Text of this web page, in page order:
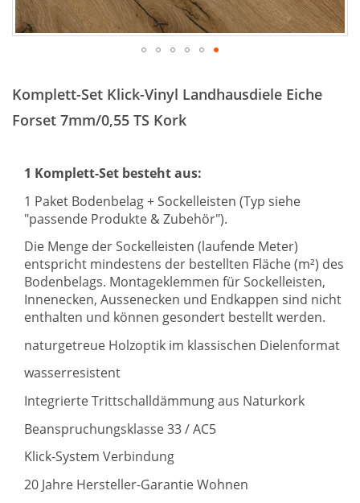
der
Bildergalerie
springen
Komplett-Set Klick-Vinyl Landhausdiele Eiche
Forset 7mm/0,55 TS Kork
1 Komplett-Set besteht aus:
1 Paket Bodenbelag + Sockelleisten (Typ siehe
"passende Produkte & Zubehör").
Die Menge der Sockelleisten (laufende Meter)
entspricht mindestens der bestellten Fläche (m²) des
Bodenbelags. Montageklemmen für Sockelleisten,
Innenecken, Aussenecken und Endkappen sind nicht
enthalten und können gesondert bestellt werden.
naturgetreue Holzoptik im klassischen Dielenformat
wasserresistent
Integrierte Trittschalldämmung aus Naturkork
Beanspruchungsklasse 33 / AC5
Klick-System Verbindung
20 Jahre Hersteller-Garantie Wohnen